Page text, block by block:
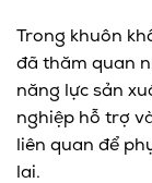
Trong khuôn
đã thăm quan
năng lực sản
nghiệp hỗ trợ
liên quan để
lai.